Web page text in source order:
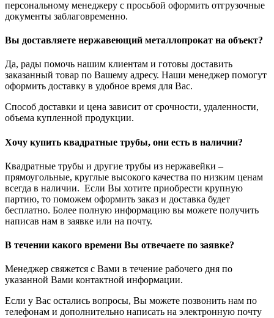
персональному менеджеру с просьбой оформить отгрузочные
документы заблаговременно.
Вы доставляете нержавеющий металлопрокат на объект?
Да, рады помочь нашим клиентам и готовы доставить
заказанный товар по Вашему адресу. Наши менеджер помогут
оформить доставку в удобное время для Вас.
Способ доставки и цена зависит от срочности, удаленности,
объема купленной продукции.
Хочу купить квадратные трубы, они есть в наличии?
Квадратные трубы и другие трубы из нержавейки –
прямоугольные, круглые высокого качества по низким ценам
всегда в наличии. Если Вы хотите приобрести крупную
партию, то поможем оформить заказ и доставка будет
бесплатно. Более полную информацию вы можете получить
написав нам в заявке или на почту.
В течении какого времени Вы отвечаете по заявке?
Менеджер свяжется с Вами в течение рабочего дня по
указанной Вами контактной информации.
Если у Вас остались вопросы, Вы можете позвонить нам по
телефонам и дополнительно написать на электронную почту